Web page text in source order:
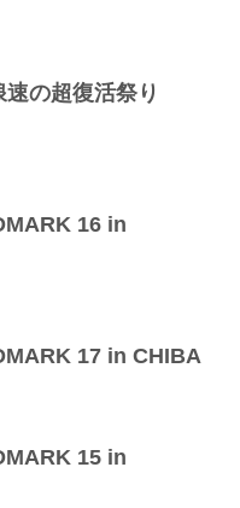
速の超復活祭り
16 in
17 in CHIBA
15 in